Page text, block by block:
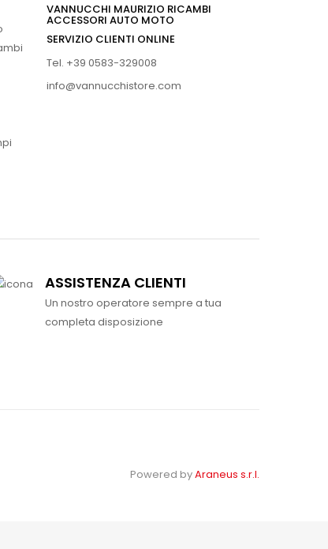
VANNUCCHI MAURIZIO RICAMBI
ACCESSORI AUTO MOTO
SERVIZIO CLIENTI ONLINE
Tel. +39 0583-329008
info@vannucchistore.com
ASSISTENZA CLIENTI
Un nostro operatore sempre a tua
completa disposizione
Powered byAraneus s.r.l.